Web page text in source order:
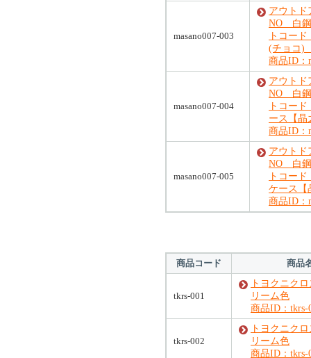
masano007-003
アウトド
NO 白
トコー
(チョコ)
商品ID：
masano007-004
アウトド
NO 白
トコー
ース【晶
商品ID：
masano007-005
アウトド
NO 白
トコー
ケース【
商品ID：
商品コード 商品
tkrs-001
トヨクニク
リーム色
商品ID：tkrs-
tkrs-002
トヨクニク
リーム色
商品ID：tkrs-